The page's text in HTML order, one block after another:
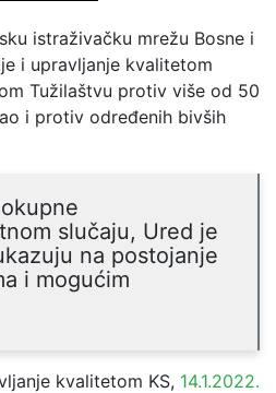
istraživačku mrežu Bosne i
i upravljanje kvalitetom
Tužilaštvu protiv više od 50
i protiv određenih bivših
slučaju, Ured je
na postojanje
i mogućim
kvalitetom KS, 14.1.2022.